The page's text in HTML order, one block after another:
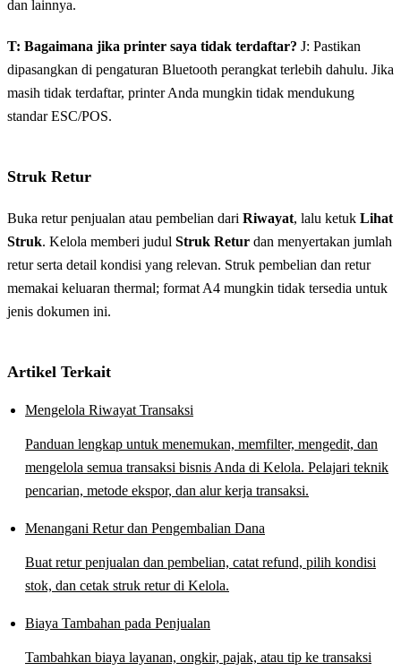
dan lainnya.
T: Bagaimana jika printer saya tidak terdaftar? J: Pastikan
dipasangkan di pengaturan Bluetooth perangkat terlebih dahulu. Jika
masih tidak terdaftar, printer Anda mungkin tidak mendukung
standar ESC/POS.
Struk Retur
Buka retur penjualan atau pembelian dari Riwayat, lalu ketuk Lihat
Struk. Kelola memberi judul Struk Retur dan menyertakan jumlah
retur serta detail kondisi yang relevan. Struk pembelian dan retur
memakai keluaran thermal; format A4 mungkin tidak tersedia untuk
jenis dokumen ini.
Artikel Terkait
Mengelola Riwayat Transaksi
Panduan lengkap untuk menemukan, memfilter, mengedit, dan
mengelola semua transaksi bisnis Anda di Kelola. Pelajari teknik
pencarian, metode ekspor, dan alur kerja transaksi.
Menangani Retur dan Pengembalian Dana
Buat retur penjualan dan pembelian, catat refund, pilih kondisi
stok, dan cetak struk retur di Kelola.
Biaya Tambahan pada Penjualan
Tambahkan biaya layanan, ongkir, pajak, atau tip ke transaksi